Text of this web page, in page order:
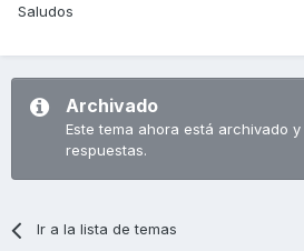
Saludos
Archivado
Este tema ahora está archivado
respuestas.
Ir a la lista de temas